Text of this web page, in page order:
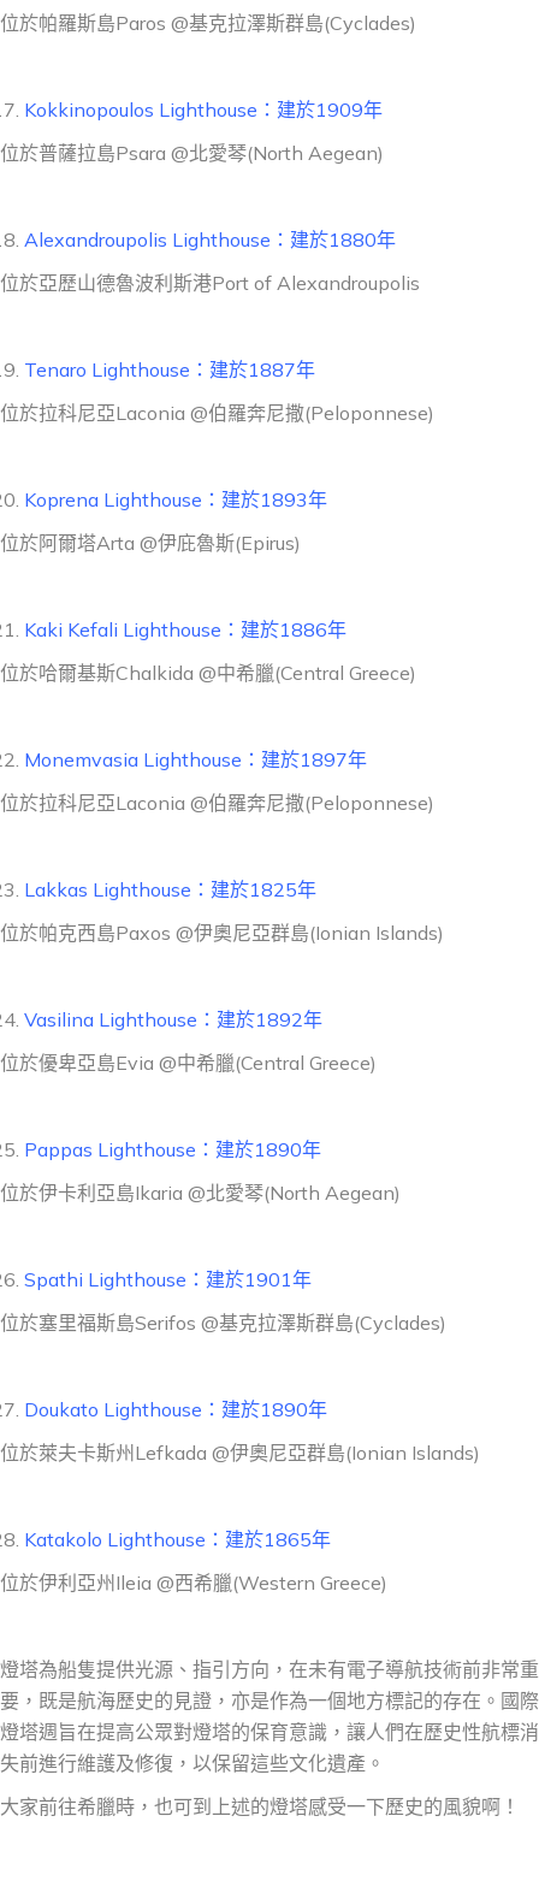
位於帕羅斯島Paros @基克拉澤斯群島(Cyclades)
Kokkinopoulos Lighthouse：建於1909年
位於普薩拉島Psara @北愛琴(North Aegean)
Alexandroupolis Lighthouse：建於1880年
位於亞歷山德魯波利斯港Port of Alexandroupolis
Tenaro Lighthouse：建於1887年
位於拉科尼亞Laconia @伯羅奔尼撒(Peloponnese)
Koprena Lighthouse：建於1893年
位於阿爾塔Arta @伊庇魯斯(Epirus)
Kaki Kefali Lighthouse：建於1886年
位於哈爾基斯Chalkida @中希臘(Central Greece)
Monemvasia Lighthouse：建於1897年
位於拉科尼亞Laconia @伯羅奔尼撒(Peloponnese)
Lakkas Lighthouse：建於1825年
位於帕克西島Paxos @伊奧尼亞群島(Ionian Islands)
Vasilina Lighthouse：建於1892年
位於優卑亞島Evia @中希臘(Central Greece)
Pappas Lighthouse：建於1890年
位於伊卡利亞島Ikaria @北愛琴(North Aegean)
Spathi Lighthouse：建於1901年
位於塞里福斯島Serifos @基克拉澤斯群島(Cyclades)
Doukato Lighthouse：建於1890年
位於萊夫卡斯州Lefkada @伊奧尼亞群島(Ionian Islands)
Katakolo Lighthouse：建於1865年
位於伊利亞州Ileia @西希臘(Western Greece)
燈塔為船隻提供光源、指引方向，在未有電子導航技術前非常重
要，既是航海歷史的見證，亦是作為一個地方標記的存在。國際
燈塔週旨在提高公眾對燈塔的保育意識，讓人們在歷史性航標消
失前進行維護及修復，以保留這些文化遺產。
大家前往希臘時，也可到上述的燈塔感受一下歷史的風貌啊！